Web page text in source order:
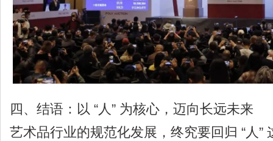
四、结语：以 “人” 为核心，迈向长远未来
艺术品行业的规范化发展，终究要回归 “人”